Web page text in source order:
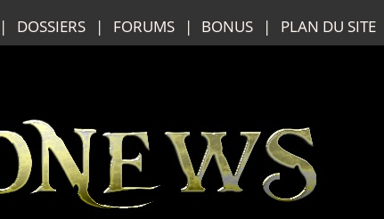
| DOSSIERS | FORUMS | BONUS | PLAN DU SITE